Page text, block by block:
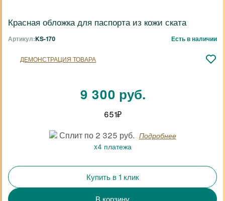
Красная обложка для паспорта из кожи ската
Артикул:KS-170 Есть в наличии
ДЕМОНСТРАЦИЯ ТОВАРА
9 300 руб.
651₽
Сплит по 2 325 руб. Подробнее
x4 платежа
Купить в 1 клик